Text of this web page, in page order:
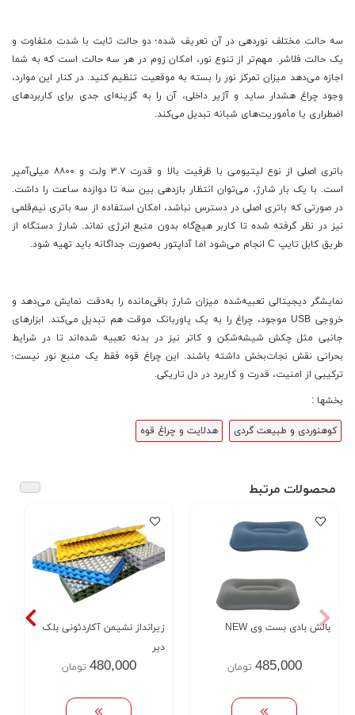
سه حالت مختلف نوردهی در آن تعریف شده؛ دو حالت ثابت با شدت متفاوت و
یک حالت فلاشر. مهم‌تر از تنوع نور، امکان زوم در هر سه حالت است که به شما
اجازه می‌دهد میزان تمرکز نور را بسته به موقعیت تنظیم کنید. در کنار این موارد،
وجود چراغ هشدار ساید و آژیر داخلی، آن را به گزینه‌ای جدی برای کاربردهای
اضطراری یا مأموریت‌های شبانه تبدیل می‌کند.
باتری اصلی از نوع لیتیومی با ظرفیت بالا و قدرت ۳.۷ ولت و ۸۸۰۰ میلی‌آمپر
است. با یک بار شارژ، می‌توان انتظار بازدهی بین سه تا دوازده ساعت را داشت.
در صورتی که باتری اصلی در دسترس نباشد، امکان استفاده از سه باتری نیم‌قلمی
نیز در نظر گرفته شده تا کاربر هیچ‌گاه بدون منبع انرژی نماند. شارژ دستگاه از
طریق کابل تایپ C انجام می‌شود اما آداپتور به‌صورت جداگانه باید تهیه شود.
نمایشگر دیجیتالی تعبیه‌شده میزان شارژ باقی‌مانده را به‌دقت نمایش می‌دهد و
خروجی USB موجود، چراغ را به یک پاوربانک موقت هم تبدیل می‌کند. ابزارهای
جانبی مثل چکش شیشه‌شکن و کاتر نیز در بدنه تعبیه شده‌اند تا در شرایط
بحرانی نقش نجات‌بخش داشته باشند. این چراغ قوه فقط یک منبع نور نیست؛
ترکیبی از امنیت، قدرت و کاربرد در دل تاریکی.
بخشها :
کوهنوردی و طبیعت گردی هدلایت و چراغ قوه
محصولات مرتبط
بالش بادی بست وی NEW
485,000 تومان
زیرانداز نشیمن آکاردئونی بلک
دیر
480,000 تومان